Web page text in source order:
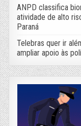
ANPD classifica
atividade de alto
Paraná
Telebras quer ir
ampliar apoio às